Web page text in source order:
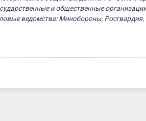
и общественные
ведомства: Минобороны,